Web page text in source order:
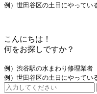
例）世田谷区の土日にやってい
こんにちは！
何をお探しですか？
例）渋谷駅の水まわり修理業者
例）世田谷区の土日にやってい